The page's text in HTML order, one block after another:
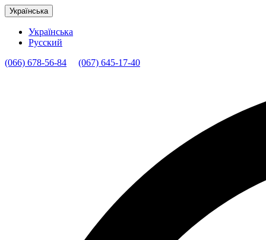
Українська
Українська
Русский
(066) 678-56-84
(067) 645-17-40